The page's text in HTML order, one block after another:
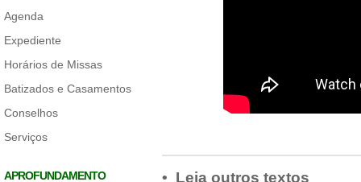
Agenda
Expediente
Horários de Missas
Batizados e Casamentos
Conselhos
Serviços
APROFUNDAMENTO • Leia outros textos